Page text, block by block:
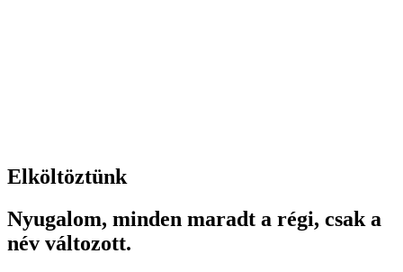
Elköltöztünk
Nyugalom, minden maradt a régi, csak a
név változott.